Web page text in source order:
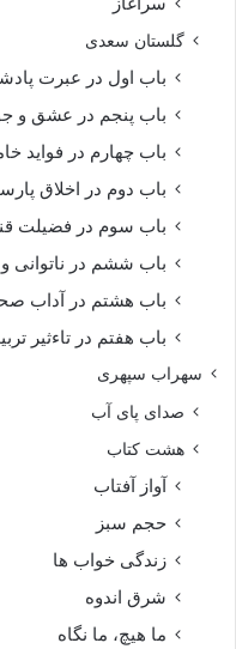
گلستان سعدی
باب اول در عبرت
باب پنجم در عشق و
باب چهارم در فواید
باب دوم در اخلاق
باب سوم در فضیلت
باب ششم در ناتوانى
باب هشتم در آداب
باب هفتم در تاءثیر
سهراب سپهری
صدای پای آب
هشت کتاب
آواز آفتاب
حجم سبز
زندگی خواب ها
شرق اندوه
ما هیچ، ما نگاه